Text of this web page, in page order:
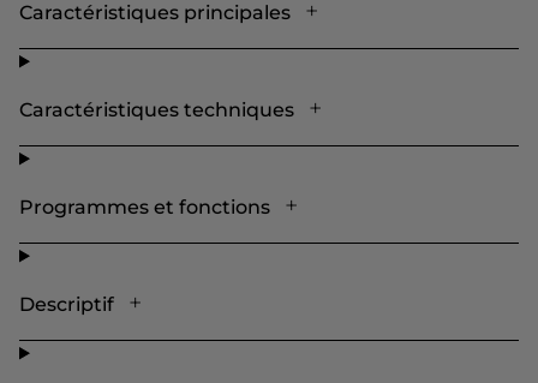
Caractéristiques principales
Caractéristiques techniques
Programmes et fonctions
Descriptif